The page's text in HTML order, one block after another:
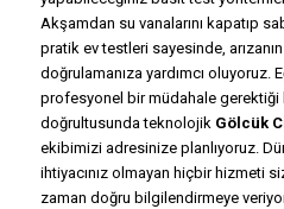
Akşamdan su vanalarını kapatıp
pratik ev testleri sayesinde,
doğrulamanıza yardımcı oluyoruz.
profesyonel bir müdahale gerektiği
doğrultusunda teknolojik Gölcük
ekibimizi adresinize planlıyoruz.
ihtiyacınız olmayan hiçbir hizmeti
zaman doğru bilgilendirmeye